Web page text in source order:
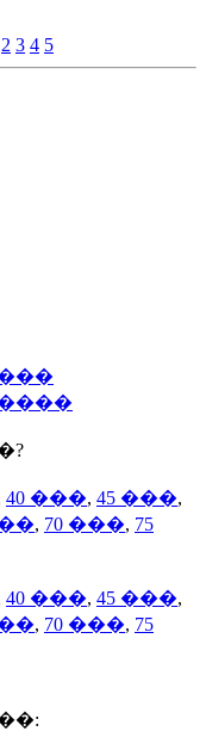
2 3 4 5
40 ���, 45 ���,
, 70 ���, 75
40 ���, 45 ���,
, 70 ���, 75